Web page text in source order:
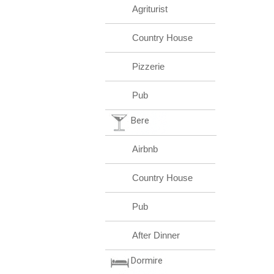
Agriturist
Country House
Pizzerie
Pub
Bere
Airbnb
Country House
Pub
After Dinner
Dormire